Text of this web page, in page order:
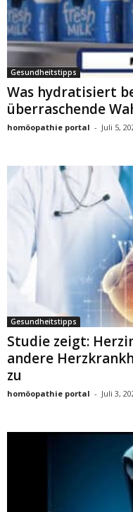
Gesundheitstipps
Was hydratisiert
überraschende
homöopathie portal - Juli 5,
Gesundheitstipps
Studie zeigt:
andere
zu
homöopathie portal - Juli 3,